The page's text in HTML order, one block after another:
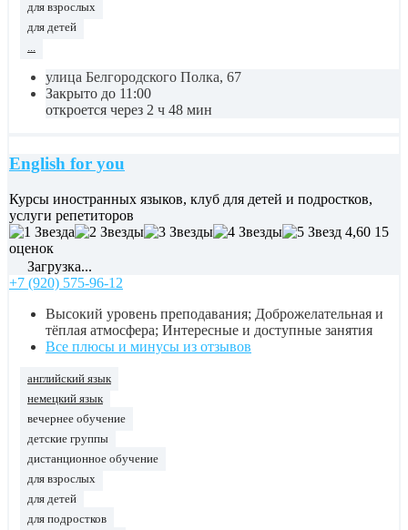
для взрослых
для детей
...
улица Белгородского Полка, 67
Закрыто до 11:00
откроется через 2 ч 48 мин
English for you
Курсы иностранных языков, клуб для детей и подростков,
услуги репетиторов
4,60 15
оценок
Загрузка...
+7 (920) 575-96-12
Высокий уровень преподавания; Доброжелательная и
тёплая атмосфера; Интересные и доступные занятия
Все плюсы и минусы из отзывов
английский язык
немецкий язык
вечернее обучение
детские группы
дистанционное обучение
для взрослых
для детей
для подростков